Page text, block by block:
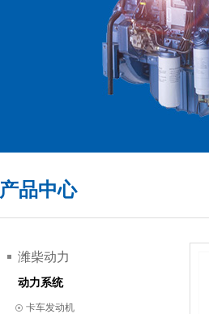
产品中心
潍柴动力
动力系统
卡车发动机